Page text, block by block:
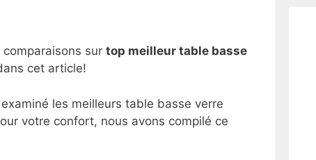
sur top meilleur table basse
cet article!
les meilleurs table basse verre
votre confort, nous avons compilé ce